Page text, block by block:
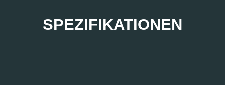
SPEZIFIKATIONEN